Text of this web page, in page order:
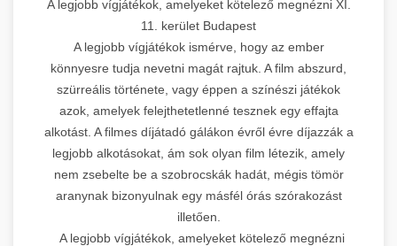
A legjobb vígjátékok, amelyeket kötelező megnézni XI.
11. kerület Budapest
A legjobb vígjátékok ismérve, hogy az ember
könnyesre tudja nevetni magát rajtuk. A film abszurd,
szürreális története, vagy éppen a színészi játékok
azok, amelyek felejthetetlenné tesznek egy effajta
alkotást. A filmes díjátadó gálákon évről évre díjazzák a
legjobb alkotásokat, ám sok olyan film létezik, amely
nem zsebelte be a szobrocskák hadát, mégis tömör
aranynak bizonyulnak egy másfél órás szórakozást
illetően.
A legjobb vígjátékok, amelyeket kötelező megnézni